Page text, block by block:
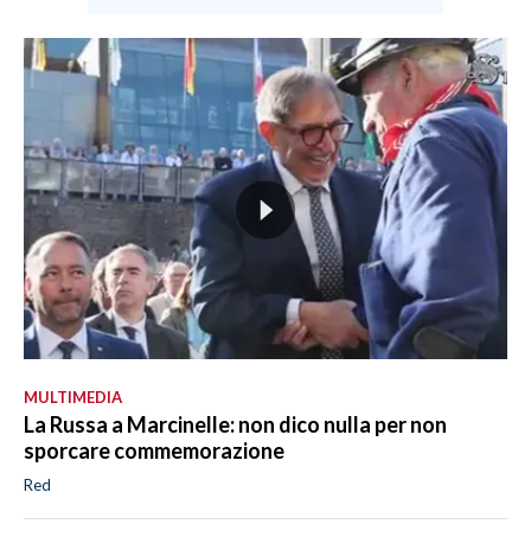
MULTIMEDIA
La Russa a Marcinelle: non dico nulla per non
sporcare commemorazione
Red